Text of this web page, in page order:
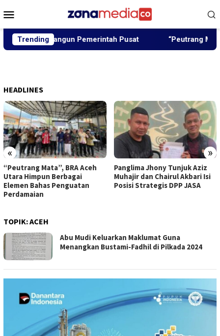
ke
Mobile
Trending
Dibangun Pemerintah Pusat “Peutrang Mata”,
HEADLINES
« »
“Peutrang Mata”, BRA Aceh
Utara Himpun Berbagai
Elemen Bahas Penguatan
Perdamaian
Panglima Jhony Tunjuk Aziz
Muhajir dan Chairul Akbari Isi
Posisi Strategis DPP JASA
TOPIK:ACEH
Abu Mudi Keluarkan Maklumat Guna
Menangkan Bustami-Fadhil di Pilkada 2024